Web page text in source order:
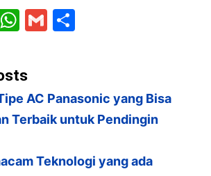
W
s
A
p
p
G
l
AC Panasonic yang Bisa
Terbaik untuk Pendingin
Teknologi yang ada